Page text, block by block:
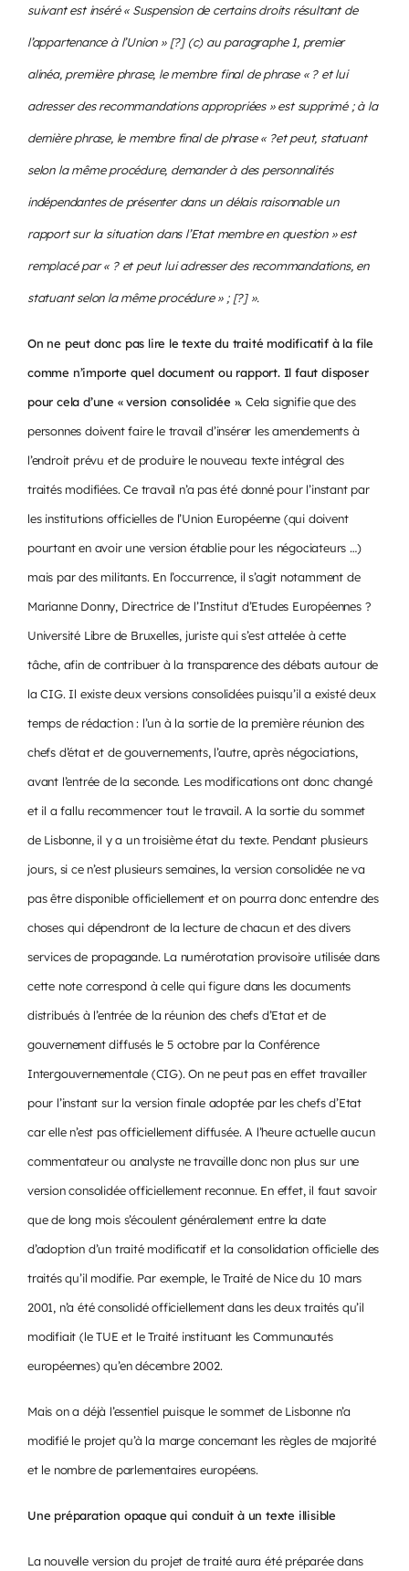
suivant est inséré « Suspension de certains droits résultant de
l’appartenance à l’Union » [?] (c) au paragraphe 1, premier
alinéa, première phrase, le membre final de phrase « ? et lui
adresser des recommandations appropriées » est supprimé ; à la
dernière phrase, le membre final de phrase « ?et peut, statuant
selon la même procédure, demander à des personnalités
indépendantes de présenter dans un délais raisonnable un
rapport sur la situation dans l’Etat membre en question » est
remplacé par « ? et peut lui adresser des recommandations, en
statuant selon la même procédure » ; [?] ».
On ne peut donc pas lire le texte du traité modificatif à la file
comme n’importe quel document ou rapport. Il faut disposer
pour cela d’une « version consolidée ». Cela signifie que des
personnes doivent faire le travail d’insérer les amendements à
l’endroit prévu et de produire le nouveau texte intégral des
traités modifiées. Ce travail n’a pas été donné pour l’instant par
les institutions officielles de l’Union Européenne (qui doivent
pourtant en avoir une version établie pour les négociateurs …)
mais par des militants. En l’occurrence, il s’agit notamment de
Marianne Donny, Directrice de l’Institut d’Etudes Européennes ?
Université Libre de Bruxelles, juriste qui s’est attelée à cette
tâche, afin de contribuer à la transparence des débats autour de
la CIG. Il existe deux versions consolidées puisqu’il a existé deux
temps de rédaction : l’un à la sortie de la première réunion des
chefs d’état et de gouvernements, l’autre, après négociations,
avant l’entrée de la seconde. Les modifications ont donc changé
et il a fallu recommencer tout le travail. A la sortie du sommet
de Lisbonne, il y a un troisième état du texte. Pendant plusieurs
jours, si ce n’est plusieurs semaines, la version consolidée ne va
pas être disponible officiellement et on pourra donc entendre des
choses qui dépendront de la lecture de chacun et des divers
services de propagande. La numérotation provisoire utilisée dans
cette note correspond à celle qui figure dans les documents
distribués à l’entrée de la réunion des chefs d’Etat et de
gouvernement diffusés le 5 octobre par la Conférence
Intergouvernementale (CIG). On ne peut pas en effet travailler
pour l’instant sur la version finale adoptée par les chefs d’Etat
car elle n’est pas officiellement diffusée. A l’heure actuelle aucun
commentateur ou analyste ne travaille donc non plus sur une
version consolidée officiellement reconnue. En effet, il faut savoir
que de long mois s’écoulent généralement entre la date
d’adoption d’un traité modificatif et la consolidation officielle des
traités qu’il modifie. Par exemple, le Traité de Nice du 10 mars
2001, n’a été consolidé officiellement dans les deux traités qu’il
modifiait (le TUE et le Traité instituant les Communautés
européennes) qu’en décembre 2002.
Mais on a déjà l’essentiel puisque le sommet de Lisbonne n’a
modifié le projet qu’à la marge concernant les règles de majorité
et le nombre de parlementaires européens.
Une préparation opaque qui conduit à un texte illisible
La nouvelle version du projet de traité aura été préparée dans